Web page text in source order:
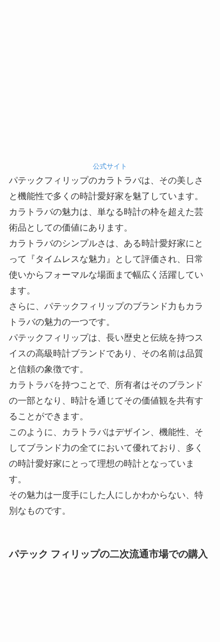
公式サイト
パテックフィリップのカラトラバは、その美しさ
と機能性で多くの時計愛好家を魅了しています。
カラトラバの魅力は、単なる時計の枠を超えた芸
術品としての価値にあります。
カラトラバのシンプルさは、ある時計愛好家にと
って『タイムレスな魅力』として評価され、日常
使いからフォーマルな場面まで幅広く活躍してい
ます。
さらに、パテックフィリップのブランド力もカラ
トラバの魅力の一つです。
パテックフィリップは、長い歴史と伝統を持つス
イスの高級時計ブランドであり、その名前は品質
と信頼の象徴です。
カラトラバを持つことで、所有者はそのブランド
の一部となり、時計を通じてその価値観を共有す
ることができます。
このように、カラトラバはデザイン、機能性、そ
してブランド力の全てにおいて優れており、多く
の時計愛好家にとって理想の時計となっていま
す。
その魅力は一度手にした人にしかわからない、特
別なものです。
パテック フィリップの二次流通市場での購入